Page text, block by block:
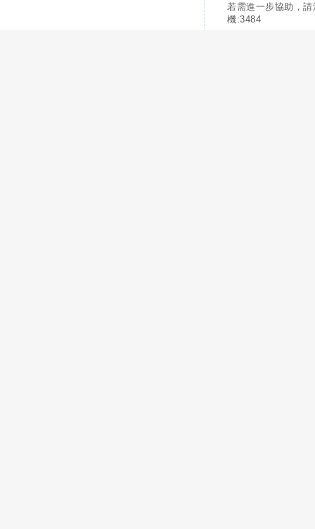
若需進一步協助，
機:3484